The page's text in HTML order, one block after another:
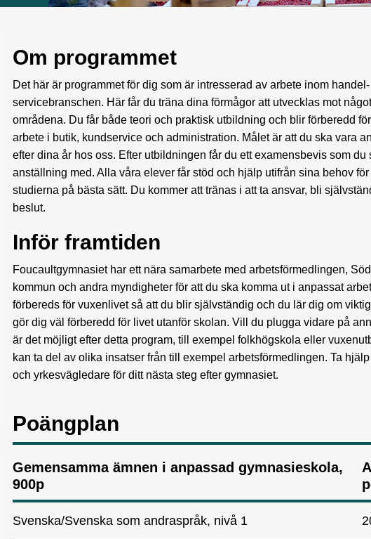
Om programmet
Det här är programmet för dig som är intresserad av arbete inom
servicebranschen. Här får du träna dina förmågor att utvecklas mot
områdena. Du får både teori och praktisk utbildning och blir förberedd
arbete i butik, kundservice och administration. Målet är att du ska vara
efter dina år hos oss. Efter utbildningen får du ett examensbevis som du
anställning med. Alla våra elever får stöd och hjälp utifrån sina behov för
studierna på bästa sätt. Du kommer att tränas i att ta ansvar, bli
beslut.
Inför framtiden
Foucaultgymnasiet har ett nära samarbete med arbetsförmedlingen,
kommun och andra myndigheter för att du ska komma ut i anpassat
förbereds för vuxenlivet så att du blir självständig och du lär dig om
gör dig väl förberedd för livet utanför skolan. Vill du plugga vidare på
är det möjligt efter detta program, till exempel folkhögskola eller
kan ta del av olika insatser från till exempel arbetsförmedlingen. Ta
och yrkesvägledare för ditt nästa steg efter gymnasiet.
Poängplan
Gemensamma ämnen i anpassad gymnasieskola,
900p
Svenska/Svenska som andraspråk, nivå 1